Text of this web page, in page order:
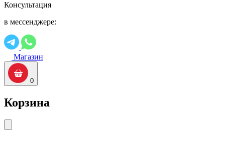
Консультация
в мессенджере:
Магазин
0
Корзина